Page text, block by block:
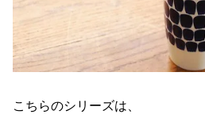
こちらのシリーズは、